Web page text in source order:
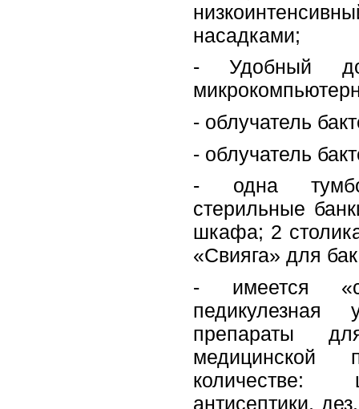
насадками;
- Удобный
- облучатель
- облучатель
- одна
стерильные
шкафа; 2
«Свияга» для
- имеется
педикулезная
препараты
количестве:
антисептики,